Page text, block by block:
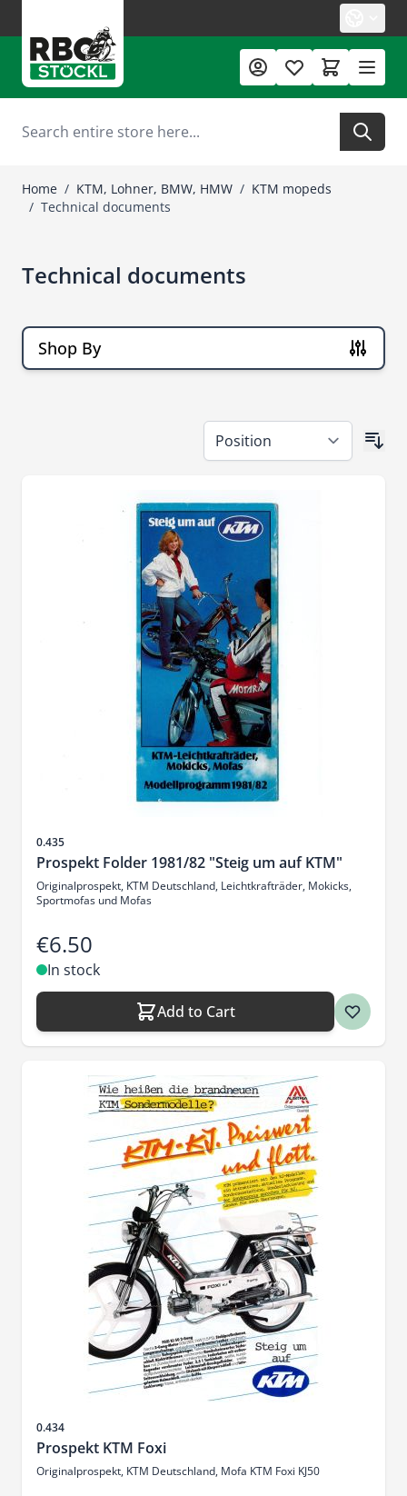
Search
Home / KTM, Lohner, BMW, HMW / KTM mopeds
/ Technical documents
Technical documents
Shop By
Sku
0.435
Prospekt Folder 1981/82 "Steig um auf KTM"
Originalprospekt, KTM Deutschland, Leichtkrafträder, Mokicks,
Sportmofas und Mofas
€6.50
In stock
Add to Cart
Sku
0.434
Prospekt KTM Foxi
Originalprospekt, KTM Deutschland, Mofa KTM Foxi KJ50